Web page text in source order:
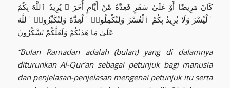
كَانَ مَرِيضًا أَوْ عَلَىٰ سَفَرٍ فَعِدَّةٌ مِّنْ أَيَّامٍ أُخَرَ ۗ يُرِيدُ ٱللَّهُ بِكُمُ
ٱلْيُسْرَ وَلَا يُرِيدُ بِكُمُ ٱلْعُسْرَ وَلِتُكْمِلُوا۟ ٱلْعِدَّةَ وَلِتُكَبِّرُوا۟ ٱللَّهَ
عَلَىٰ مَا هَدَىٰكُمْ وَلَعَلَّكُمْ تَشْكُرُونَ
“Bulan Ramadan adalah (bulan) yang di dalamnya
diturunkan Al-Qur’an sebagai petunjuk bagi manusia
dan penjelasan-penjelasan mengenai petunjuk itu serta